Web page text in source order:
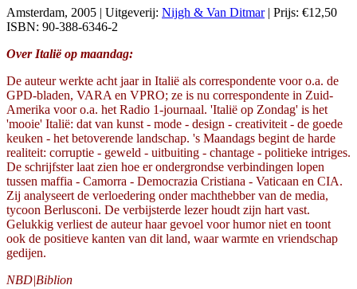
Amsterdam, 2005 | Uitgeverij: Nijgh & Van Ditmar| Prijs: €12,50
ISBN: 90-388-6346-2
Over Italië op maandag:
De auteur werkte acht jaar in Italië als correspondente voor o.a. de
GPD-bladen, VARA en VPRO; ze is nu correspondente in Zuid-
Amerika voor o.a. het Radio 1-journaal. 'Italië op Zondag' is het
'mooie' Italië: dat van kunst - mode - design - creativiteit - de goede
keuken - het betoverende landschap. 's Maandags begint de harde
realiteit: corruptie - geweld - uitbuiting - chantage - politieke intriges.
De schrijfster laat zien hoe er ondergrondse verbindingen lopen
tussen maffia - Camorra - Democrazia Cristiana - Vaticaan en CIA.
Zij analyseert de verloedering onder machthebber van de media,
tycoon Berlusconi. De verbijsterde lezer houdt zijn hart vast.
Gelukkig verliest de auteur haar gevoel voor humor niet en toont
ook de positieve kanten van dit land, waar warmte en vriendschap
gedijen.
NBD|Biblion